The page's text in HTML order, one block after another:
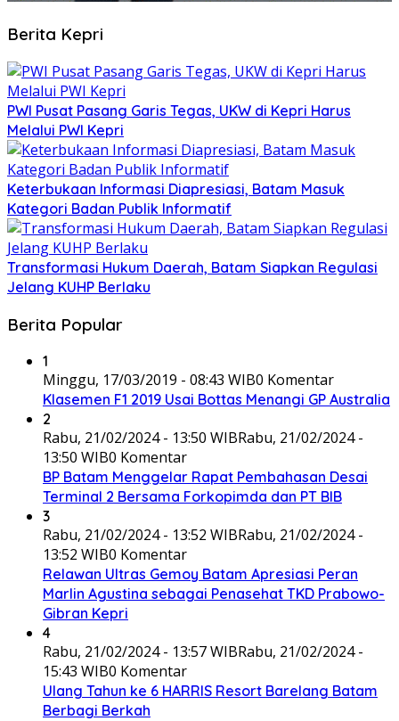
Berita Kepri
PWI Pusat Pasang Garis Tegas, UKW di Kepri Harus
Melalui PWI Kepri
Keterbukaan Informasi Diapresiasi, Batam Masuk
Kategori Badan Publik Informatif
Transformasi Hukum Daerah, Batam Siapkan Regulasi
Jelang KUHP Berlaku
Berita Popular
1
Minggu, 17/03/2019 - 08:43 WIB0 Komentar
Klasemen F1 2019 Usai Bottas Menangi GP Australia
2
Rabu, 21/02/2024 - 13:50 WIBRabu, 21/02/2024 -
13:50 WIB0 Komentar
BP Batam Menggelar Rapat Pembahasan Desai
Terminal 2 Bersama Forkopimda dan PT BIB
3
Rabu, 21/02/2024 - 13:52 WIBRabu, 21/02/2024 -
13:52 WIB0 Komentar
Relawan Ultras Gemoy Batam Apresiasi Peran
Marlin Agustina sebagai Penasehat TKD Prabowo-
Gibran Kepri
4
Rabu, 21/02/2024 - 13:57 WIBRabu, 21/02/2024 -
15:43 WIB0 Komentar
Ulang Tahun ke 6 HARRIS Resort Barelang Batam
Berbagi Berkah